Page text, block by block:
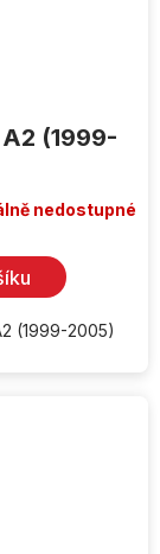
(1999-
nedostupné
(1999-2005)